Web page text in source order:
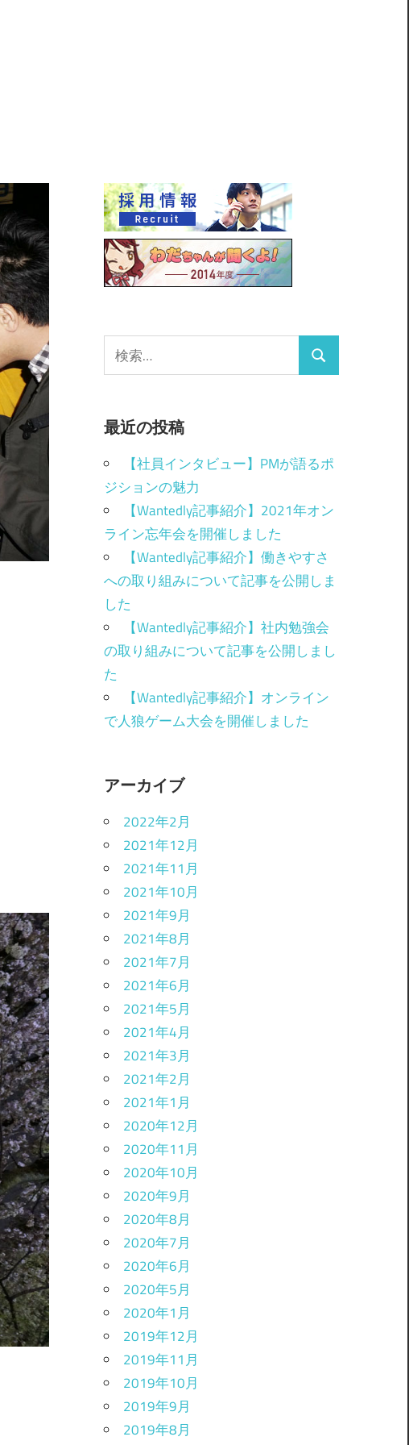
最近の投稿
【社員インタビュー】PMが語るポ
ジションの魅力
【Wantedly記事紹介】2021年オン
ライン忘年会を開催しました
【Wantedly記事紹介】働きやすさ
への取り組みについて記事を公開しま
した
【Wantedly記事紹介】社内勉強会
の取り組みについて記事を公開しまし
た
【Wantedly記事紹介】オンライン
で人狼ゲーム大会を開催しました
アーカイブ
2022年2月
2021年12月
2021年11月
2021年10月
2021年9月
2021年8月
2021年7月
2021年6月
2021年5月
2021年4月
2021年3月
2021年2月
2021年1月
2020年12月
2020年11月
2020年10月
2020年9月
2020年8月
2020年7月
2020年6月
2020年5月
2020年1月
2019年12月
2019年11月
2019年10月
2019年9月
2019年8月